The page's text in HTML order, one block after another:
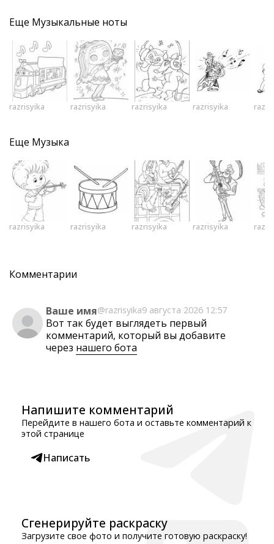
Еще Музыкальные ноты
razrisyika razrisyika razrisyika razrisyika
Еще Музыка
razrisyika razrisyika razrisyika razrisyika
Комментарии
Ваше имя@razrisyika9 августа 2026 12:57
Вот так будет выглядеть первый
комментарий, который вы добавите
через нашего бота
Напишите комментарий
Перейдите в нашего бота и оставьте комментарий к
этой странице
Написать
Сгенерируйте раскраску
Загрузите свое фото и получите готовую раскраску!